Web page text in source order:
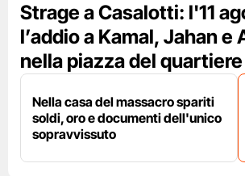
Strage a Casalotti: l'11
l’addio a Kamal, Jahan e
nella piazza del quartiere
Nella casa del massacro spariti
soldi, oro e documenti dell'unico
sopravvissuto